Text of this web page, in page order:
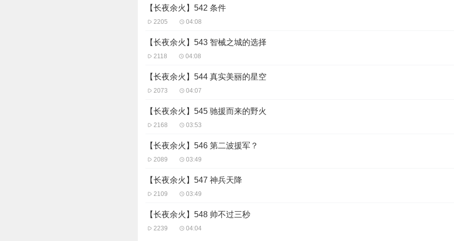
【长夜余火】542 条件
2205 04:08
【长夜余火】543 智械之城的选择
2118 04:08
【长夜余火】544 真实美丽的星空
2073 04:07
【长夜余火】545 驰援而来的野火
2168 03:53
【长夜余火】546 第二波援军？
2089 03:49
【长夜余火】547 神兵天降
2109 03:49
【长夜余火】548 帅不过三秒
2239 04:04